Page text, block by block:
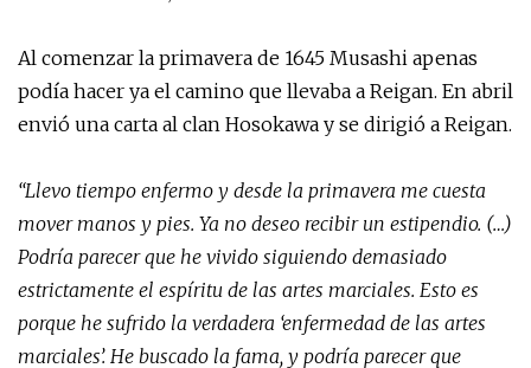
Al comenzar la primavera de 1645 Musashi apenas
podía hacer ya el camino que llevaba a Reigan. En abril
envió una carta al clan Hosokawa y se dirigió a Reigan.
“Llevo tiempo enfermo y desde la primavera me cuesta
mover manos y pies. Ya no deseo recibir un estipendio. (…)
Podría parecer que he vivido siguiendo demasiado
estrictamente el espíritu de las artes marciales. Esto es
porque he sufrido la verdadera ‘enfermedad de las artes
marciales’. He buscado la fama, y podría parecer que